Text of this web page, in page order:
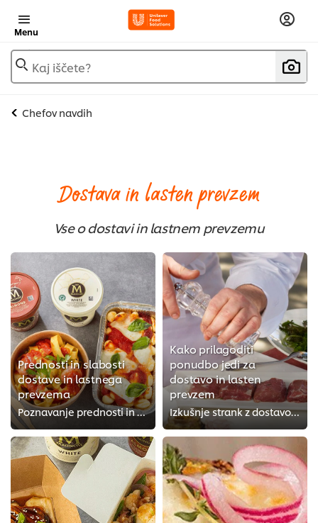
Menu
Kaj iščete?
Chefov navdih
Dostava in lasten prevzem
Vse o dostavi in lastnem prevzemu
Prednosti in slabosti
dostave in lastnega
prevzema
Poznavanje prednosti in slabosti vam bo pomagalo ponuditi najboljšo storitev in ohranjati visoko kakovost.
Kako prilagoditi
ponudbo jedi za
dostavo in lasten
prevzem
Izkušnje strank z dostavo in lastnim prevzemom morajo biti enake, kot če bi jedi pojedli v restavraciji.